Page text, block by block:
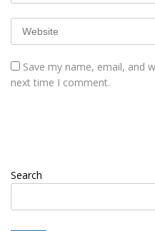
Save my name, email, and
next time I comment.
Search